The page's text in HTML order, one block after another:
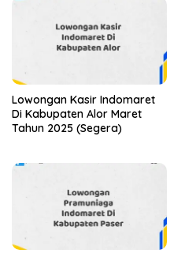
Lowongan Kasir Indomaret
Di Kabupaten Alor Maret
Tahun 2025 (Segera)